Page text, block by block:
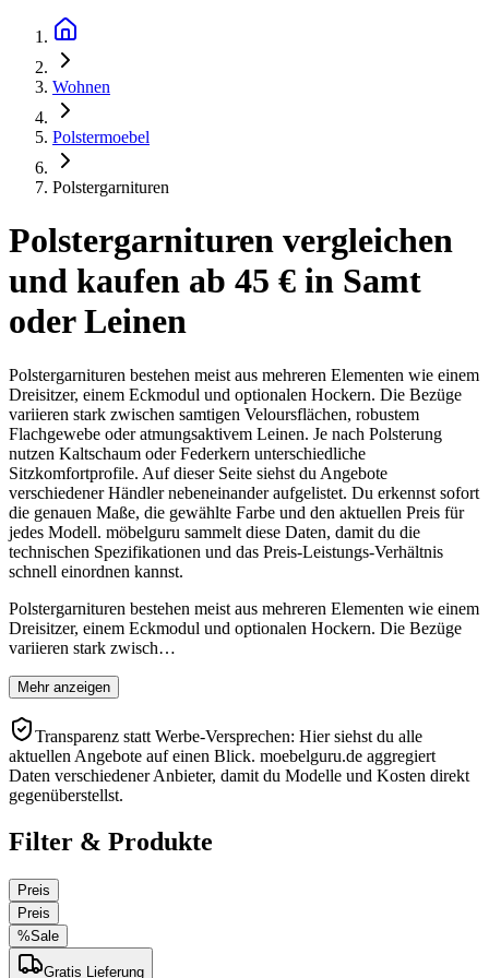
Wohnen
Polstermoebel
Polstergarnituren
Polstergarnituren vergleichen
und kaufen ab 45 € in Samt
oder Leinen
Polstergarnituren bestehen meist aus mehreren Elementen wie einem
Dreisitzer, einem Eckmodul und optionalen Hockern. Die Bezüge
variieren stark zwischen samtigen Veloursflächen, robustem
Flachgewebe oder atmungsaktivem Leinen. Je nach Polsterung
nutzen Kaltschaum oder Federkern unterschiedliche
Sitzkomfortprofile. Auf dieser Seite siehst du Angebote
verschiedener Händler nebeneinander aufgelistet. Du erkennst sofort
die genauen Maße, die gewählte Farbe und den aktuellen Preis für
jedes Modell. möbelguru sammelt diese Daten, damit du die
technischen Spezifikationen und das Preis-Leistungs-Verhältnis
schnell einordnen kannst.
Polstergarnituren bestehen meist aus mehreren Elementen wie einem
Dreisitzer, einem Eckmodul und optionalen Hockern. Die Bezüge
variieren stark zwisch…
Mehr anzeigen
Transparenz statt Werbe-Versprechen: Hier siehst du alle
aktuellen Angebote auf einen Blick. moebelguru.de aggregiert
Daten verschiedener Anbieter, damit du Modelle und Kosten direkt
gegenüberstellst.
Filter & Produkte
Preis
Preis
%Sale
Gratis Lieferung